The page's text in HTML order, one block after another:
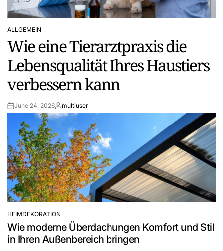
POSTED
IN
ALLGEMEIN
Wie eine Tierarztpraxis die
Lebensqualität Ihres Haustiers
verbessern kann
PostJune 24, 2026By:multiuser
POSTED
IN
HEIMDEKORATION
Wie moderne Überdachungen Komfort und Stil
in Ihren Außenbereich bringen